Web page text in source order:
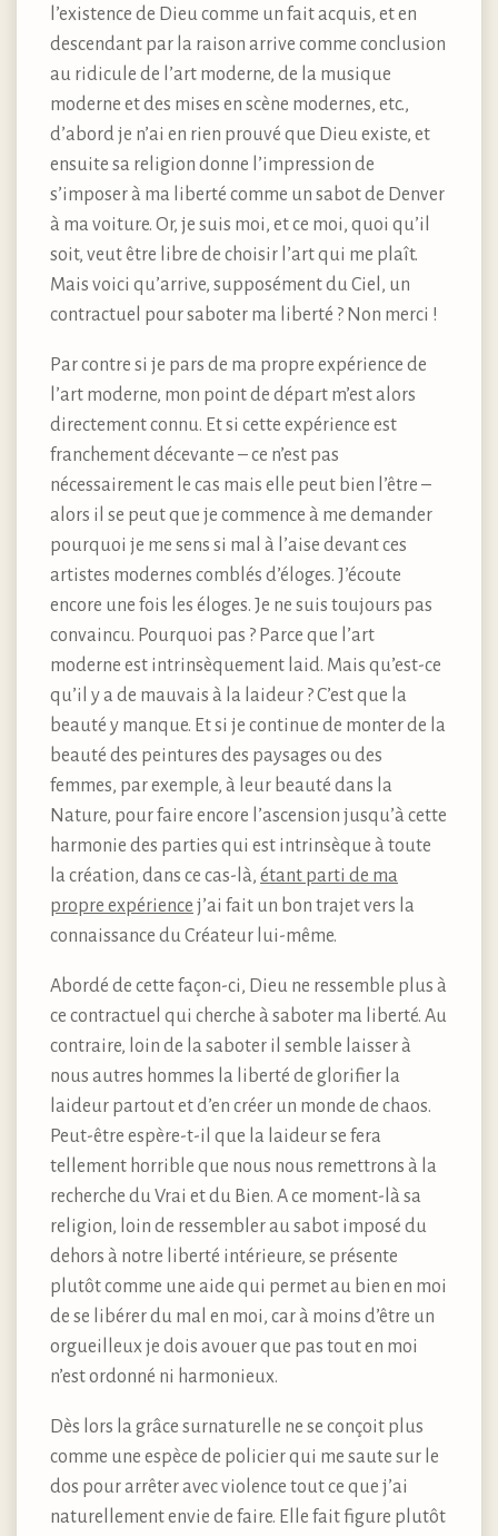
l’existence de Dieu comme un fait acquis, et en
descendant par la raison arrive comme conclusion
au ridicule de l’art moderne, de la musique
moderne et des mises en scène modernes, etc.,
d’abord je n’ai en rien prouvé que Dieu existe, et
ensuite sa religion donne l’impression de
s’imposer à ma liberté comme un sabot de Denver
à ma voiture. Or, je suis moi, et ce moi, quoi qu’il
soit, veut être libre de choisir l’art qui me plaît.
Mais voici qu’arrive, supposément du Ciel, un
contractuel pour saboter ma liberté ? Non merci !
Par contre si je pars de ma propre expérience de
l’art moderne, mon point de départ m’est alors
directement connu. Et si cette expérience est
franchement décevante – ce n’est pas
nécessairement le cas mais elle peut bien l’être –
alors il se peut que je commence à me demander
pourquoi je me sens si mal à l’aise devant ces
artistes modernes comblés d’éloges. J’écoute
encore une fois les éloges. Je ne suis toujours pas
convaincu. Pourquoi pas ? Parce que l’art
moderne est intrinsèquement laid. Mais qu’est-ce
qu’il y a de mauvais à la laideur ? C’est que la
beauté y manque. Et si je continue de monter de la
beauté des peintures des paysages ou des
femmes, par exemple, à leur beauté dans la
Nature, pour faire encore l’ascension jusqu’à cette
harmonie des parties qui est intrinsèque à toute
la création, dans ce cas-là, étant parti de ma
propre expérience j’ai fait un bon trajet vers la
connaissance du Créateur lui-même.
Abordé de cette façon-ci, Dieu ne ressemble plus à
ce contractuel qui cherche à saboter ma liberté. Au
contraire, loin de la saboter il semble laisser à
nous autres hommes la liberté de glorifier la
laideur partout et d’en créer un monde de chaos.
Peut-être espère-t-il que la laideur se fera
tellement horrible que nous nous remettrons à la
recherche du Vrai et du Bien. A ce moment-là sa
religion, loin de ressembler au sabot imposé du
dehors à notre liberté intérieure, se présente
plutôt comme une aide qui permet au bien en moi
de se libérer du mal en moi, car à moins d’être un
orgueilleux je dois avouer que pas tout en moi
n’est ordonné ni harmonieux.
Dès lors la grâce surnaturelle ne se conçoit plus
comme une espèce de policier qui me saute sur le
dos pour arrêter avec violence tout ce que j’ai
naturellement envie de faire. Elle fait figure plutôt